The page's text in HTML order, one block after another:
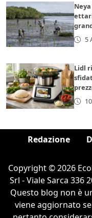
5
Lidl
Redazione
Copyright © 2026
Srl - Viale Sarca 336
Questo blog non è
viene aggiornato